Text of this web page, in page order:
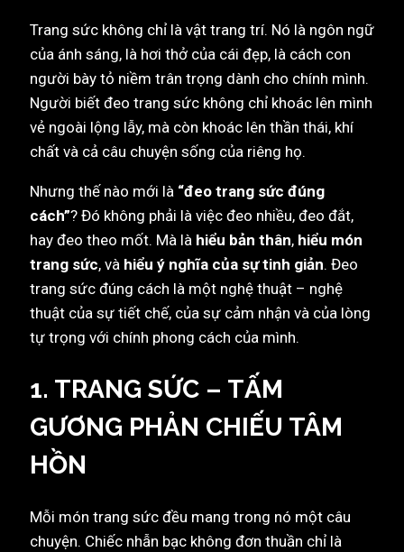
Trang sức không chỉ là vật trang trí. Nó là ngôn ngữ
của ánh sáng, là hơi thở của cái đẹp, là cách con
người bày tỏ niềm trân trọng dành cho chính mình.
Người biết đeo trang sức không chỉ khoác lên mình
vẻ ngoài lộng lẫy, mà còn khoác lên thần thái, khí
chất và cả câu chuyện sống của riêng họ.
Nhưng thế nào mới là “đeo trang sức đúng
cách”? Đó không phải là việc đeo nhiều, đeo đắt,
hay đeo theo mốt. Mà là hiểu bản thân, hiểu món
trang sức, và hiểu ý nghĩa của sự tinh giản. Đeo
trang sức đúng cách là một nghệ thuật – nghệ
thuật của sự tiết chế, của sự cảm nhận và của lòng
tự trọng với chính phong cách của mình.
1. TRANG SỨC – TẤM
GƯƠNG PHẢN CHIẾU TÂM
HỒN
Mỗi món trang sức đều mang trong nó một câu
chuyện. Chiếc nhẫn bạc không đơn thuần chỉ là